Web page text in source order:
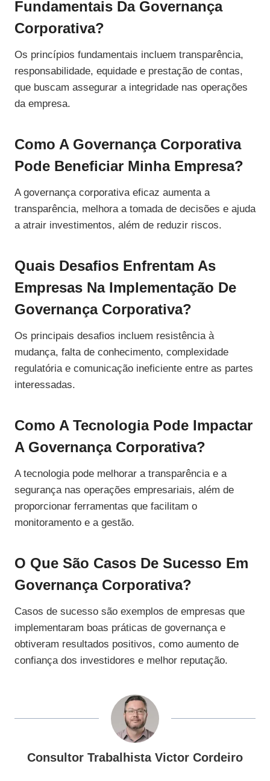
Fundamentais Da Governança
Corporativa?
Os princípios fundamentais incluem transparência,
responsabilidade, equidade e prestação de contas,
que buscam assegurar a integridade nas operações
da empresa.
Como A Governança Corporativa
Pode Beneficiar Minha Empresa?
A governança corporativa eficaz aumenta a
transparência, melhora a tomada de decisões e ajuda
a atrair investimentos, além de reduzir riscos.
Quais Desafios Enfrentam As
Empresas Na Implementação De
Governança Corporativa?
Os principais desafios incluem resistência à
mudança, falta de conhecimento, complexidade
regulatória e comunicação ineficiente entre as partes
interessadas.
Como A Tecnologia Pode Impactar
A Governança Corporativa?
A tecnologia pode melhorar a transparência e a
segurança nas operações empresariais, além de
proporcionar ferramentas que facilitam o
monitoramento e a gestão.
O Que São Casos De Sucesso Em
Governança Corporativa?
Casos de sucesso são exemplos de empresas que
implementaram boas práticas de governança e
obtiveram resultados positivos, como aumento de
confiança dos investidores e melhor reputação.
Consultor Trabalhista Victor Cordeiro